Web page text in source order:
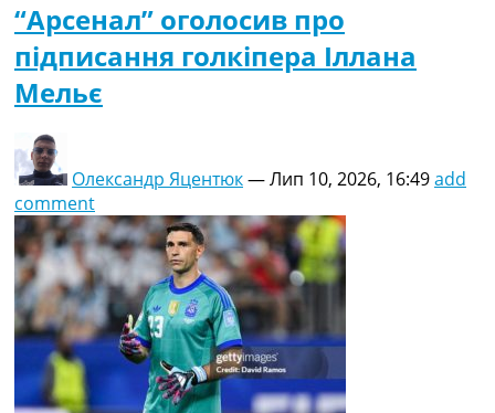
“Арсенал” оголосив про
підписання голкіпера Іллана
Мельє
Олександр Яцентюк—Лип 10, 2026, 16:49add
comment